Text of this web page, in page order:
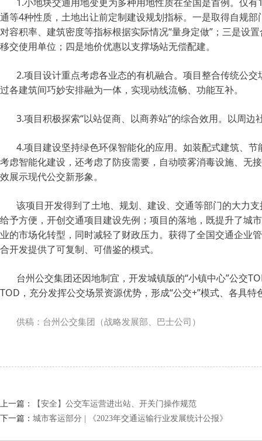
通等4种性质，土地出让前定制建设规划指标。一是取得自规
对容积率、建筑密度等指标根据实际情况“量身定做”；三是设
移交使用单位；四是地价优惠以支撑场站无偿配建。
2.项目设计重点考虑各业态的有机融合。项目整合传统公
过各建筑间巧妙安排融为一体，实现动线流畅、功能互补。
3.项目积极探索“以站促商、以商养站”的综合效用。以周
4.项目建设坚持绿色环保智能化的应用。如装配式建筑、
考虑智能化建设，还考虑了防疫需要，自动喷雾消毒设施、无
效展示现代公交新形象。
该项目开发得到了土地、规划、建设、交通等部门的大力
给予方便，开创交通项目建设先例；项目的落地，既提升了城
业的市场化转型，同时减轻了财政压力。获得了全国交通企业
合开发提供了可复制、可借鉴的模式。
台州公交集团还因地制宜，开发城镇版的“小镇中心”公交
TOD，充分发挥公交场景资源优势，形成“公交+”模式、各具特
供稿：台州公交集团（战略发展部、巴士公司）
上一篇：
【安全】公交车运营进出站、开关门操作规范
下一篇： 城市客运部分 | 《2023年交通运输行业发展统计公报》